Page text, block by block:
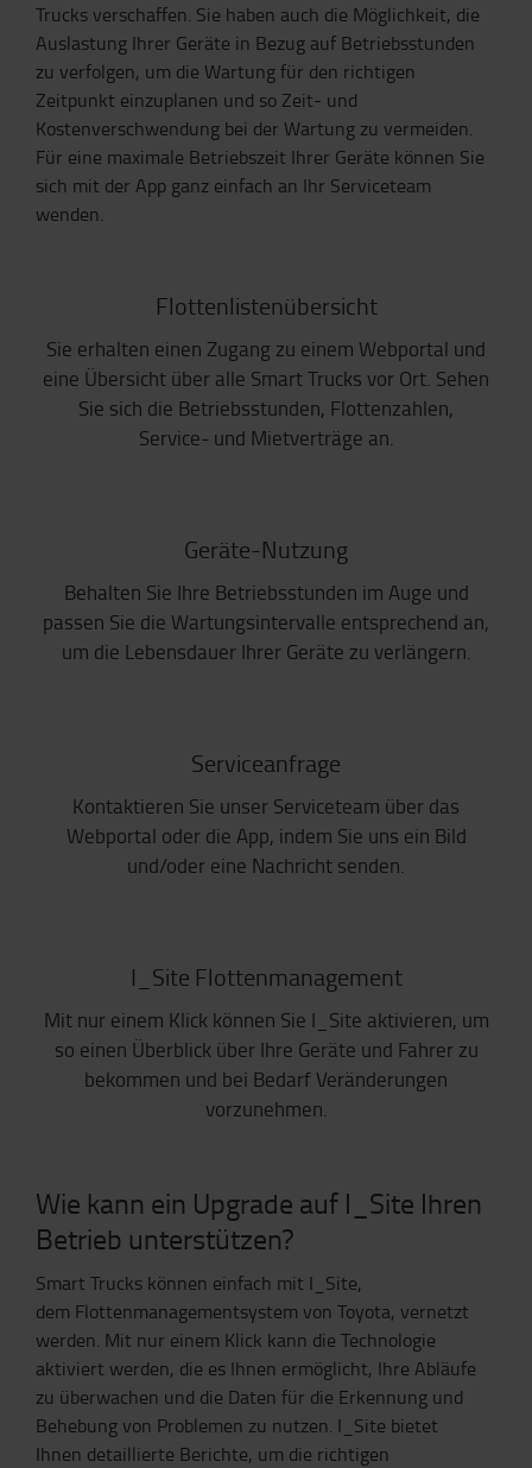
Trucks verschaffen. Sie haben auch die Möglichkeit, die
Auslastung Ihrer Geräte in Bezug auf Betriebsstunden
zu verfolgen, um die Wartung für den richtigen
Zeitpunkt einzuplanen und so Zeit- und
Kostenverschwendung bei der Wartung zu vermeiden.
Für eine maximale Betriebszeit Ihrer Geräte können Sie
sich mit der App ganz einfach an Ihr Serviceteam
wenden.
Flottenlistenübersicht
Sie erhalten einen Zugang zu einem Webportal und
eine Übersicht über alle Smart Trucks vor Ort. Sehen
Sie sich die Betriebsstunden, Flottenzahlen,
Service- und Mietverträge an.
Geräte-Nutzung
Behalten Sie Ihre Betriebsstunden im Auge und
passen Sie die Wartungsintervalle entsprechend an,
um die Lebensdauer Ihrer Geräte zu verlängern.
Serviceanfrage
Kontaktieren Sie unser Serviceteam über das
Webportal oder die App, indem Sie uns ein Bild
und/oder eine Nachricht senden.
I_Site Flottenmanagement
Mit nur einem Klick können Sie I_Site aktivieren, um
so einen Überblick über Ihre Geräte und Fahrer zu
bekommen und bei Bedarf Veränderungen
vorzunehmen.
Wie kann ein Upgrade auf I_Site Ihren
Betrieb unterstützen?
Smart Trucks können einfach mit I_Site,
dem Flottenmanagementsystem von Toyota, vernetzt
werden. Mit nur einem Klick kann die Technologie
aktiviert werden, die es Ihnen ermöglicht, Ihre Abläufe
zu überwachen und die Daten für die Erkennung und
Behebung von Problemen zu nutzen. I_Site bietet
Ihnen detaillierte Berichte, um die richtigen